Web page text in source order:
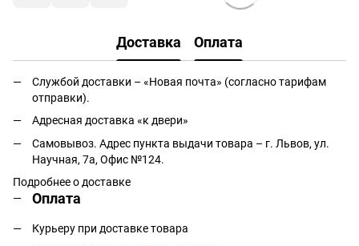
Доставка Оплата
Службой доставки – «Новая почта» (согласно тарифам
отправки).
Адресная доставка «к двери»
Самовывоз. Адрес пункта выдачи товара – г. Львов, ул.
Научная, 7а, Офис №124.
Подробнее о доставке
Оплата
Курьеру при доставке товара